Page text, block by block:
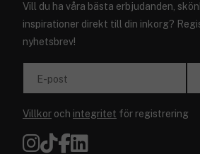
Vill du ha våra bästa erbjudanden,
inspirationer direkt till din inkorg?
nyhetsbrev!
E-post
Villkor och integritet för registrering